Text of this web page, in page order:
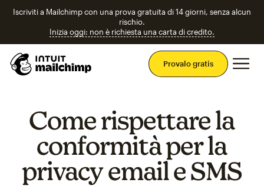
Iscriviti a Mailchimp con una prova gratuita di 14 giorni, senza alcun
rischio.
Inizia oggi: non è richiesta una carta di credito.
Provalo gratis
Come rispettare la
conformità per la
privacy email e SMS